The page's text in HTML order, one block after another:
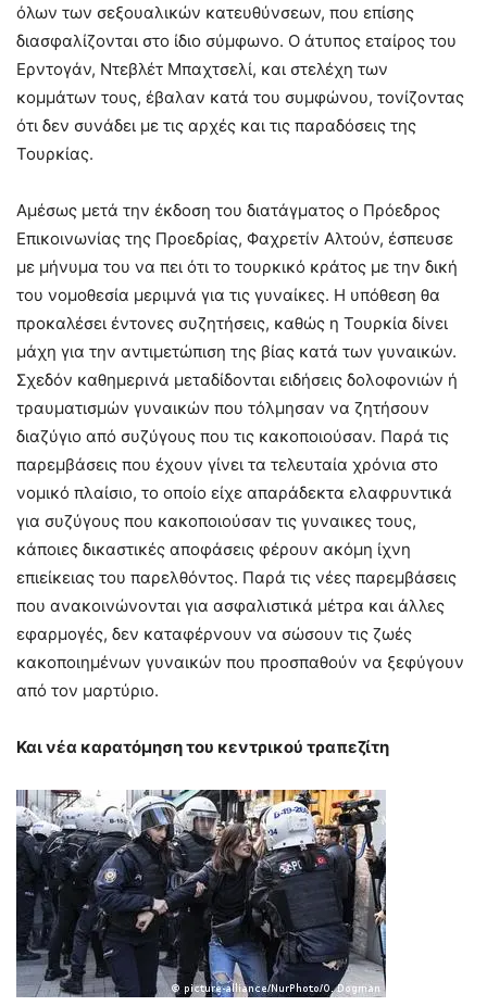
όλων των σεξουαλικών κατευθύνσεων, που επίσης
διασφαλίζονται στο ίδιο σύμφωνο. Ο άτυπος εταίρος του
Ερντογάν, Ντεβλέτ Μπαχτσελί, και στελέχη των
κομμάτων τους, έβαλαν κατά του συμφώνου, τονίζοντας
ότι δεν συνάδει με τις αρχές και τις παραδόσεις της
Τουρκίας.
Αμέσως μετά την έκδοση του διατάγματος ο Πρόεδρος
Επικοινωνίας της Προεδρίας, Φαχρετίν Αλτούν, έσπευσε
με μήνυμα του να πει ότι το τουρκικό κράτος με την δική
του νομοθεσία μεριμνά για τις γυναίκες. Η υπόθεση θα
προκαλέσει έντονες συζητήσεις, καθώς η Τουρκία δίνει
μάχη για την αντιμετώπιση της βίας κατά των γυναικών.
Σχεδόν καθημερινά μεταδίδονται ειδήσεις δολοφονιών ή
τραυματισμών γυναικών που τόλμησαν να ζητήσουν
διαζύγιο από συζύγους που τις κακοποιούσαν. Παρά τις
παρεμβάσεις που έχουν γίνει τα τελευταία χρόνια στο
νομικό πλαίσιο, το οποίο είχε απαράδεκτα ελαφρυντικά
για συζύγους που κακοποιούσαν τις γυναικες τους,
κάποιες δικαστικές αποφάσεις φέρουν ακόμη ίχνη
επιείκειας του παρελθόντος. Παρά τις νέες παρεμβάσεις
που ανακοινώνονται για ασφαλιστικά μέτρα και άλλες
εφαρμογές, δεν καταφέρνουν να σώσουν τις ζωές
κακοποιημένων γυναικών που προσπαθούν να ξεφύγουν
από τον μαρτύριο.
Και νέα καρατόμηση του κεντρικού τραπεζίτη